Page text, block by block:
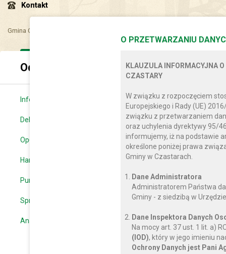
Kontakt
Gmina Czastary
Odpady komunalne
Informacja o systemie w Gminie Czastary
Deklaracje
Opłaty i stawki
Harmonogram odbioru odpadów komunalnych
Punkt selektywnej zbiórki odpadów komunalnych
Sprawozdanie roczne
Analiza stanu gospodarki odpadami komunalnymi
O PRZETWARZANIU
KLAUZULA INFORMACYJNA
CZASTARY
W związku z rozpoczęciem
Europejskiego i Rady (UE)
związku z przetwarzaniem
oraz uchylenia dyrektywy 95/
informujemy, iż na podstawie
określone poniżej prawa
Gminy w Czastarach.
Dane Administratora
Administratorem Państwa
Gminy - z siedzibą w
Dane Inspektora Danych
Na mocy art. 37 ust. 1 lit. a)
(IOD), który w jego imieniu
Ochrony Danych jest Pani